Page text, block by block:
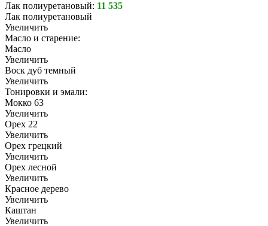
Лак полиуретановый: 11 535
Лак полиуретановый
Увеличить
Масло и старение:
Масло
Увеличить
Воск дуб темный
Увеличить
Тонировки и эмали:
Мокко 63
Увеличить
Орех 22
Увеличить
Орех грецкий
Увеличить
Орех лесной
Увеличить
Красное дерево
Увеличить
Каштан
Увеличить